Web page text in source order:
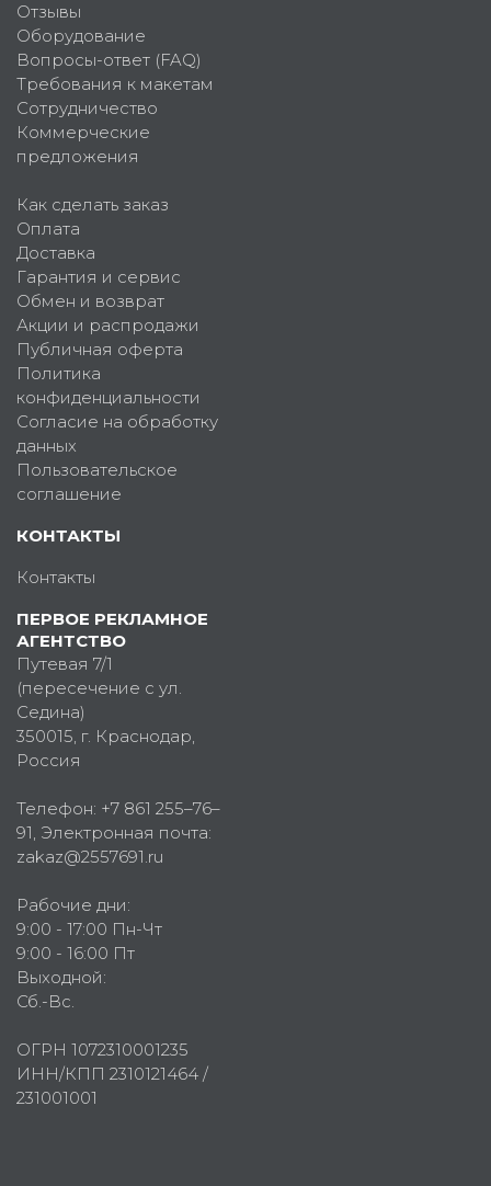
Отзывы
Оборудование
Вопросы-ответ (FAQ)
Требования к макетам
Сотрудничество
Коммерческие
предложения
Как сделать заказ
Оплата
Доставка
Гарантия и сервис
Обмен и возврат
Акции и распродажи
Публичная оферта
Политика
конфиденциальности
Согласие на обработку
данных
Пользовательское
соглашение
КОНТАКТЫ
Контакты
ПЕРВОЕ РЕКЛАМНОЕ
АГЕНТСТВО
Путевая 7/1
(пересечение с ул.
Седина)
350015, г. Краснодар,
Россия
Телефон: +7 861 255–76–
91, Электронная почта:
zakaz@2557691.ru
Рабочие дни:
9:00 - 17:00 Пн-Чт
9:00 - 16:00 Пт
Выходной:
Сб.-Вс.
ОГРН 1072310001235
ИНН/КПП 2310121464 /
231001001